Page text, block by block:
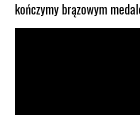
kończymy brązowym